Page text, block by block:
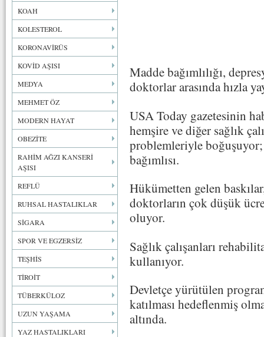
KOAH
KOLESTEROL
KORONAVİRÜS
KOVİD AŞISI
MEDYA
MEHMET ÖZ
MODERN HAYAT
OBEZİTE
RAHİM AĞZI KANSERİ
AŞISI
REFLÜ
RUHSAL HASTALIKLAR
SİGARA
SPOR VE EGZERSİZ
TEŞHİS
TİROİT
TÜBERKÜLOZ
UZUN YAŞAMA
YAZ HASTALIKLARI
Madde bağımlılığı,
doktorlar arasında hızla
USA Today gazetesinin
hemşire ve diğer sağlık
problemleriyle
bağımlısı.
Hükümetten gelen
doktorların çok düşük
oluyor.
Sağlık çalışanları
kullanıyor.
Devletçe yürütülen
katılması hedeflenmiş
altında.